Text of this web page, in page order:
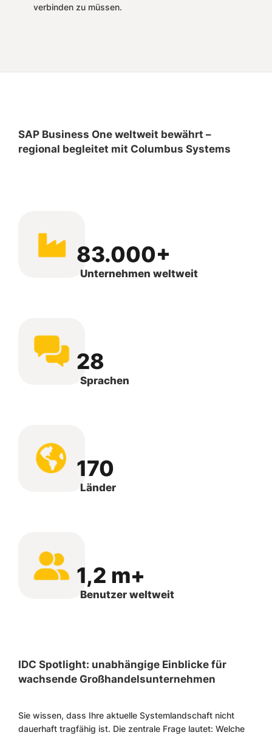
verbinden zu müssen.
SAP Business One weltweit bewährt –
regional begleitet mit Columbus Systems
83.000+
Unternehmen weltweit
28
Sprachen
170
Länder
1,2 m+
Benutzer weltweit
IDC Spotlight: unabhängige Einblicke für
wachsende Großhandelsunternehmen
Sie wissen, dass Ihre aktuelle Systemlandschaft nicht
dauerhaft tragfähig ist. Die zentrale Frage lautet: Welche